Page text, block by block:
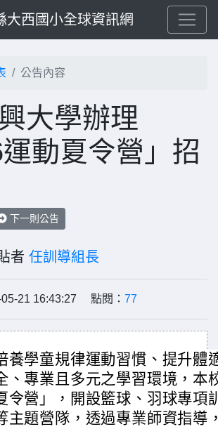
大西國小全球資訊網
公告內容
大學辦理
運動夏令營」招
下一則公告
者 任訓導組長
05-21 16:43:27 點閱： 77
養學童規律運動習慣、提升體
、專業且多元之學習環境，本
令營」，開設籃球、羽球專項
主題營隊，透過專業師資指導